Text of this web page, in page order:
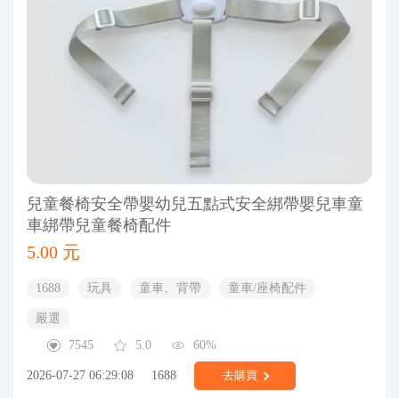
兒童餐椅安全帶嬰幼兒五點式安全綁帶嬰兒車童
車綁帶兒童餐椅配件
5.00 元
1688 玩具 童車、背帶 童車/座椅配件
嚴選
7545
5.0 60%
2026-07-27 06:29:08 1688 去購買